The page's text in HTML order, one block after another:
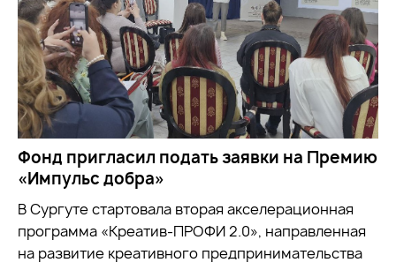
Фонд пригласил подать заявки на Премию
«Импульс добра»
В Сургуте стартовала вторая акселерационная
программа «Креатив-ПРОФИ 2.0», направленная
на развитие креативного предпринимательства